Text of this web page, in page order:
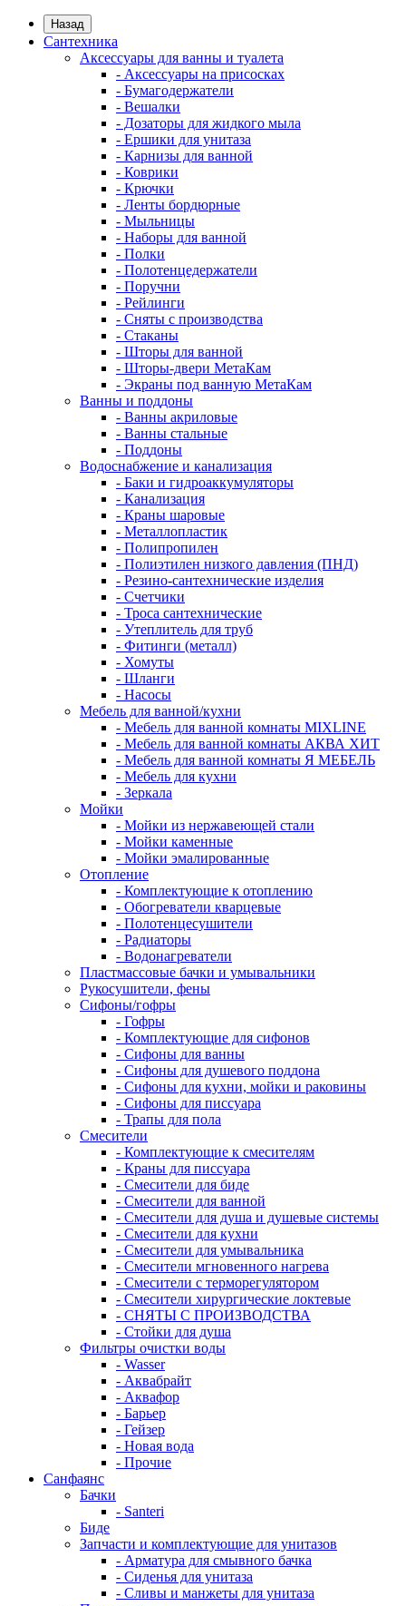
Назад
Сантехника
Аксессуары для ванны и туалета
- Аксессуары на присосках
- Бумагодержатели
- Вешалки
- Дозаторы для жидкого мыла
- Ершики для унитаза
- Карнизы для ванной
- Коврики
- Крючки
- Ленты бордюрные
- Мыльницы
- Наборы для ванной
- Полки
- Полотенцедержатели
- Поручни
- Рейлинги
- Сняты с производства
- Стаканы
- Шторы для ванной
- Шторы-двери МетаКам
- Экраны под ванную МетаКам
Ванны и поддоны
- Ванны акриловые
- Ванны стальные
- Поддоны
Водоснабжение и канализация
- Баки и гидроаккумуляторы
- Канализация
- Краны шаровые
- Металлопластик
- Полипропилен
- Полиэтилен низкого давления (ПНД)
- Резино-сантехнические изделия
- Счетчики
- Троса сантехнические
- Утеплитель для труб
- Фитинги (металл)
- Хомуты
- Шланги
- Насосы
Мебель для ванной/кухни
- Мебель для ванной комнаты MIXLINE
- Мебель для ванной комнаты АКВА ХИТ
- Мебель для ванной комнаты Я МЕБЕЛЬ
- Мебель для кухни
- Зеркала
Мойки
- Мойки из нержавеющей стали
- Мойки каменные
- Мойки эмалированные
Отопление
- Комплектующие к отоплению
- Обогреватели кварцевые
- Полотенцесушители
- Радиаторы
- Водонагреватели
Пластмассовые бачки и умывальники
Рукосушители, фены
Сифоны/гофры
- Гофры
- Комплектующие для сифонов
- Сифоны для ванны
- Сифоны для душевого поддона
- Сифоны для кухни, мойки и раковины
- Сифоны для писсуара
- Трапы для пола
Смесители
- Комплектующие к смесителям
- Краны для писсуара
- Смесители для биде
- Смесители для ванной
- Смесители для душа и душевые системы
- Смесители для кухни
- Смесители для умывальника
- Смесители мгновенного нагрева
- Смесители с терморегулятором
- Смесители хирургические локтевые
- СНЯТЫ С ПРОИЗВОДСТВА
- Стойки для душа
Фильтры очистки воды
- Wasser
- Аквабрайт
- Аквафор
- Барьер
- Гейзер
- Новая вода
- Прочие
Санфаянс
Бачки
- Santeri
Биде
Запчасти и комплектующие для унитазов
- Арматура для смывного бачка
- Сиденья для унитаза
- Сливы и манжеты для унитаза